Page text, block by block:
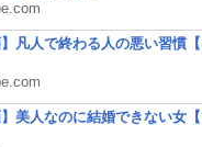
】凡人で終わる人の悪い習慣
】美人なのに結婚できない女